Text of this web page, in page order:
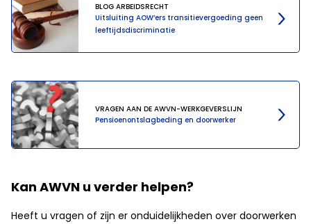
Uitsluiting AOW’ers transitievergoeding geen
leeftijdsdiscriminatie
BLOG ARBEIDSRECHT
Pensioenontslagbeding en doorwerker
VRAGEN AAN DE AWVN-WERKGEVERSLIJN
Kan AWVN u verder helpen?
Heeft u vragen of zijn er onduidelijkheden over doorwerken